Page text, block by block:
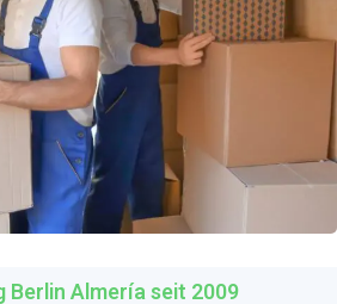
Berlin Almería seit 2009